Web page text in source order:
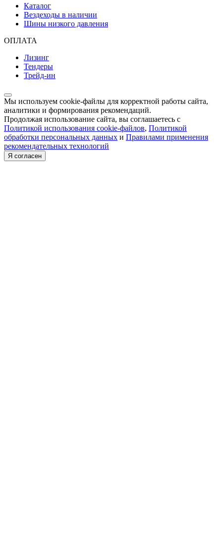
Каталог
Вездеходы в наличии
Шины низкого давления
ОПЛАТА
Лизинг
Тендеры
Трейд-ин
Мы используем cookie-файлы для корректной работы сайта,
аналитики и формирования рекомендаций.
Продолжая использование сайта, вы соглашаетесь с
Политикой использования cookie-файлов, Политикой
обработки персональных данных и Правилами применения
рекомендательных технологий
Я согласен